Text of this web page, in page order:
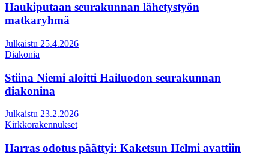
Haukiputaan seurakunnan lähetystyön
matkaryhmä
Julkaistu 25.4.2026
Diakonia
Stiina Niemi aloitti Hailuodon seurakunnan
diakonina
Julkaistu 23.2.2026
Kirkkorakennukset
Harras odotus päättyi: Kaketsun Helmi avattiin